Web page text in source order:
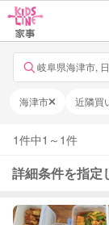
岐阜県海津市,
海津市 近隣買
1件中1 ～ 1件
詳細条件を指定